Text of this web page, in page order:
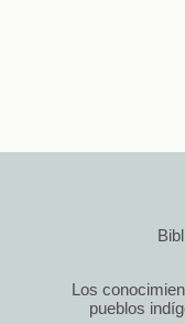
Los
pueblos